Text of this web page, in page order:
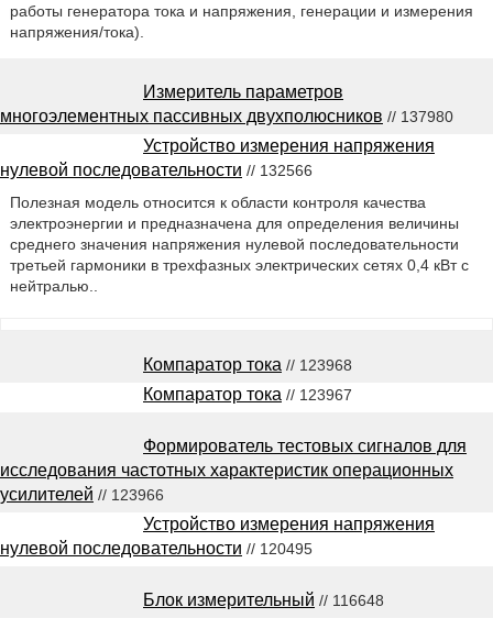
работы генератора тока и напряжения, генерации и измерения
напряжения/тока).
Измеритель параметров
многоэлементных пассивных двухполюсников // 137980
Устройство измерения напряжения
нулевой последовательности // 132566
Полезная модель относится к области контроля качества
электроэнергии и предназначена для определения величины
среднего значения напряжения нулевой последовательности
третьей гармоники в трехфазных электрических сетях 0,4 кВт с
нейтралью..
Компаратор тока // 123968
Компаратор тока // 123967
Формирователь тестовых сигналов для
исследования частотных характеристик операционных
усилителей // 123966
Устройство измерения напряжения
нулевой последовательности // 120495
Блок измерительный // 116648